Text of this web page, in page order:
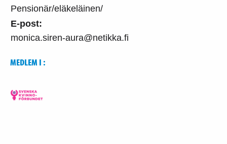
Pensionär/eläkeläinen/
E-post:
monica.siren-aura@netikka.fi
MEDLEM I :